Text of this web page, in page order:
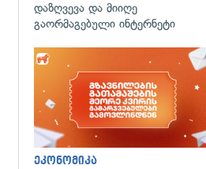
დაზღვევა და მიიღე
გაორმაგებული ინტერნეტი
ეკონომიკა